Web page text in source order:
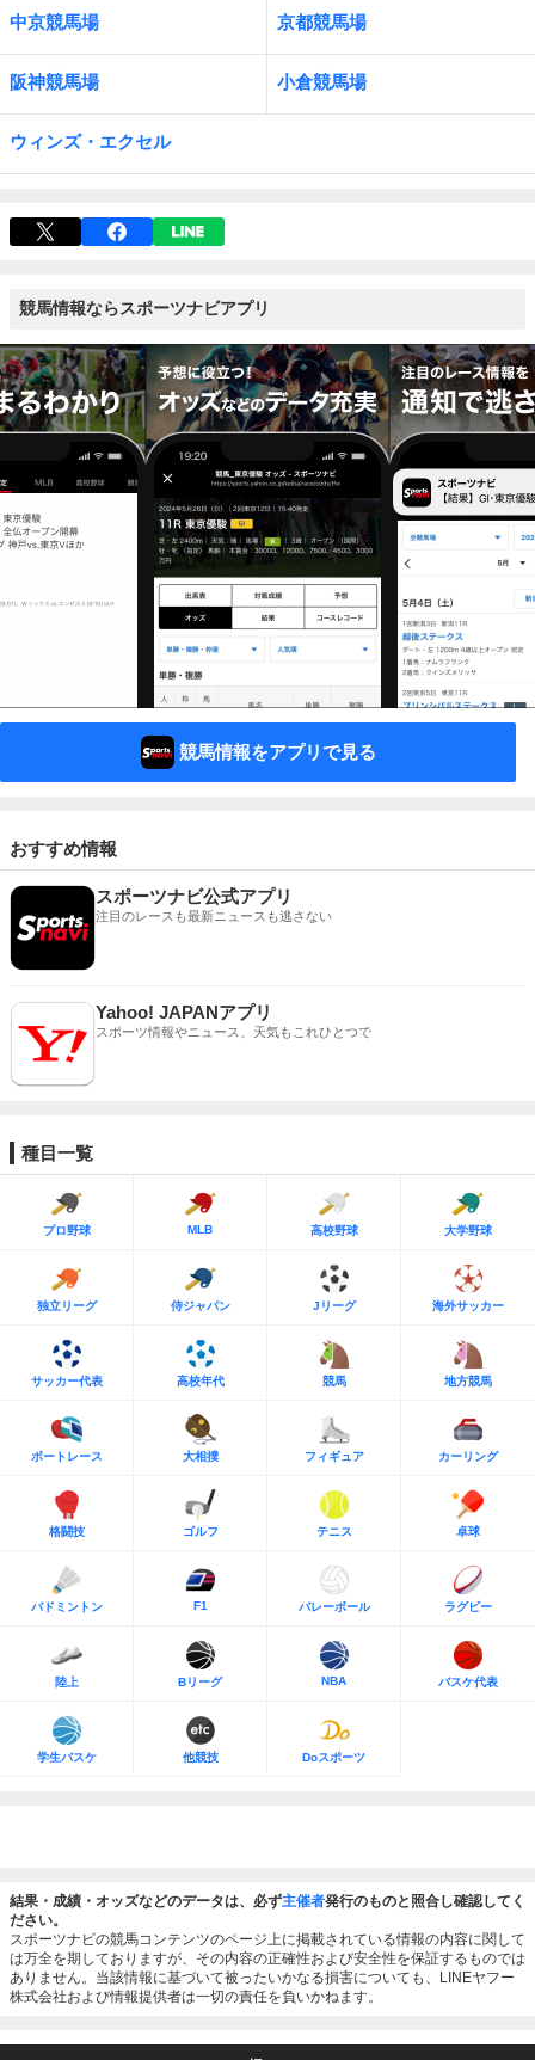
中京競馬場 京都競馬場
阪神競馬場 小倉競馬場
ウィンズ・エクセル
競馬情報ならスポーツナビアプリ
競馬情報をアプリで見る
おすすめ情報
スポーツナビ公式アプリ
注目のレースも最新ニュースも逃さない
Yahoo! JAPANアプリ
スポーツ情報やニュース、天気もこれひとつで
種目一覧
プロ野球 MLB 高校野球 大学野球
独立リーグ 侍ジャパン Jリーグ 海外サッカー
サッカー代表 高校年代 競馬 地方競馬
ボートレース 大相撲 フィギュア カーリング
格闘技 ゴルフ テニス 卓球
バドミントン F1 バレーボール ラグビー
陸上 Bリーグ NBA バスケ代表
学生バスケ 他競技 Doスポーツ
結果・成績・オッズなどのデータは、必ず主催者発行のものと照合し確認してく
ださい。
スポーツナビの競馬コンテンツのページ上に掲載されている情報の内容に関して
は万全を期しておりますが、その内容の正確性および安全性を保証するものでは
ありません。当該情報に基づいて被ったいかなる損害についても、LINEヤフー
株式会社および情報提供者は一切の責任を負いかねます。